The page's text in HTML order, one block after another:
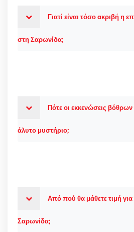
Γιατί είναι τόσο ακριβή η
στη Σαρωνίδα;
Πότε οι εκκενώσεις βόθρων
άλυτο μυστήριο;
Από πού θα μάθετε τιμή
Σαρωνίδα;